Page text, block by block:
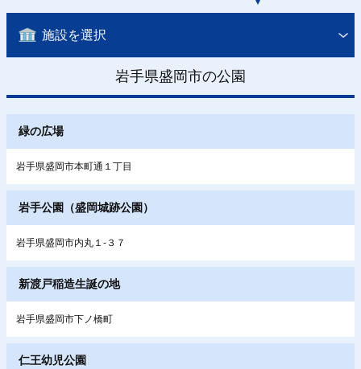
施設を選択
岩手県盛岡市の公園
緑の広場
岩手県盛岡市本町通１丁目
岩手公園（盛岡城跡公園）
岩手県盛岡市内丸１-３７
新渡戸稲造生誕の地
岩手県盛岡市下ノ橋町
仁王幼児公園